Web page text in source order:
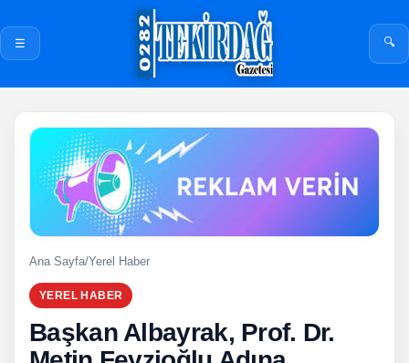
☰ 🔍
Ana Sayfa/Yerel Haber
YEREL HABER
Başkan Albayrak, Prof. Dr.